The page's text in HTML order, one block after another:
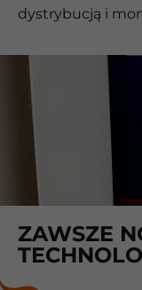
dystrybucją i
ZAWSZE